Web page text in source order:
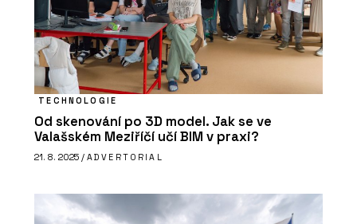
TECHNOLOGIE
Od skenování po 3D model. Jak se ve
Valašském Meziříčí učí BIM v praxi?
21. 8. 2025 / ADVERTORIAL